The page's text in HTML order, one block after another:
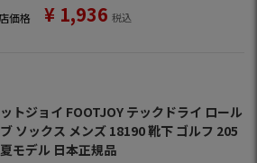
価格 ¥ 1,936 税込
トジョイ FOOTJOY テックドライ ロール
ソックス メンズ 18190 靴下 ゴルフ 205
モデル 日本正規品